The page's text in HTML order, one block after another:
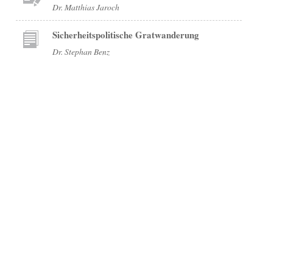
Dr. Matthias Jaroch
Sicherheitspolitische Gratwanderung
Dr. Stephan Benz